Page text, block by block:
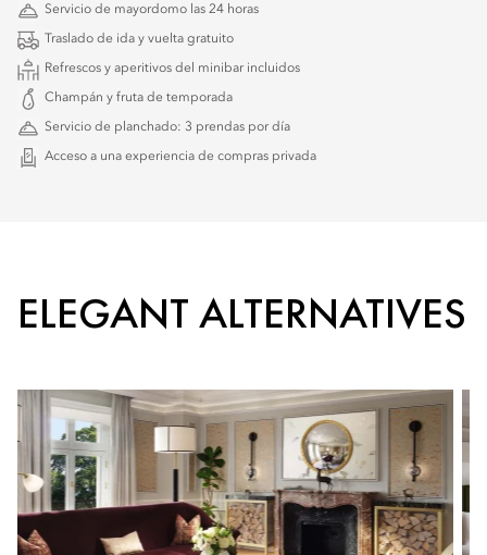
Servicio de mayordomo las 24 horas
Traslado de ida y vuelta gratuito
Refrescos y aperitivos del minibar incluidos
Champán y fruta de temporada
Servicio de planchado: 3 prendas por día
Acceso a una experiencia de compras privada
ELEGANT ALTERNATIVES